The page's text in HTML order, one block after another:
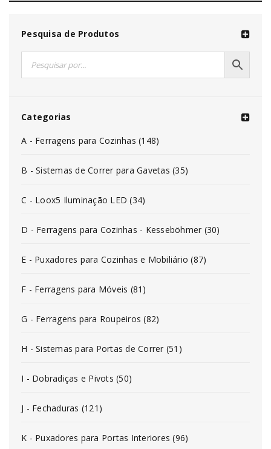
Pesquisa de Produtos
Categorias
A - Ferragens para Cozinhas (148)
B - Sistemas de Correr para Gavetas (35)
C - Loox5 Iluminação LED (34)
D - Ferragens para Cozinhas - Kesseböhmer (30)
E - Puxadores para Cozinhas e Mobiliário (87)
F - Ferragens para Móveis (81)
G - Ferragens para Roupeiros (82)
H - Sistemas para Portas de Correr (51)
I - Dobradiças e Pivots (50)
J - Fechaduras (121)
K - Puxadores para Portas Interiores (96)